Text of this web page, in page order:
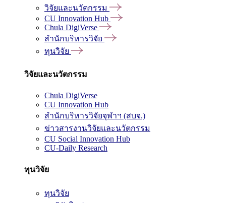
วิจัยและนวัตกรรม
CU Innovation Hub
Chula DigiVerse
สำนักบริหารวิจัย
ทุนวิจัย
วิจัยและนวัตกรรม
Chula DigiVerse
CU Innovation Hub
สำนักบริหารวิจัยจุฬาฯ (สบจ.)
ข่าวสารงานวิจัยและนวัตกรรม
CU Social Innovation Hub
CU-Daily Research
ทุนวิจัย
ทุนวิจัย